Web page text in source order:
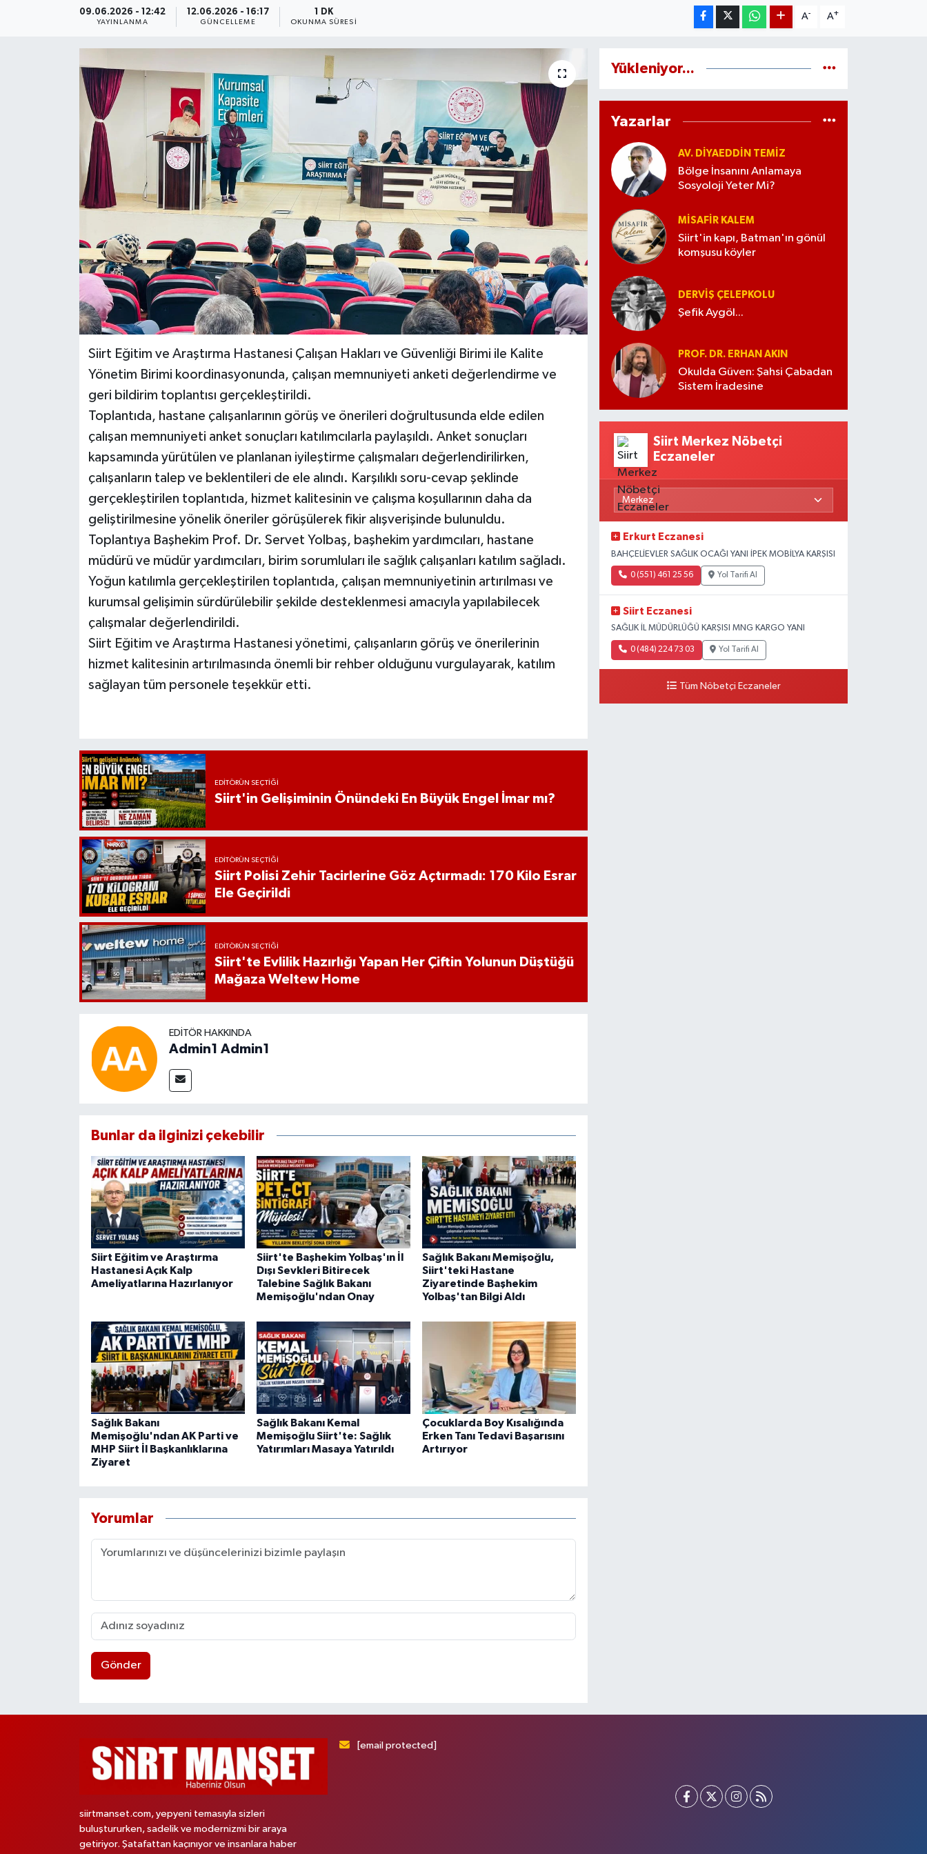
09.06.2026 - 12:42
YAYINLANMA
12.06.2026 - 16:17
GÜNCELLEME
1 DK
OKUNMA SÜRESI
A- A+
Siirt Eğitim ve Araştırma Hastanesi Çalışan Hakları ve Güvenliği Birimi ile Kalite
Yönetim Birimi koordinasyonunda, çalışan memnuniyeti anketi değerlendirme ve
geri bildirim toplantısı gerçekleştirildi.
Toplantıda, hastane çalışanlarının görüş ve önerileri doğrultusunda elde edilen
çalışan memnuniyeti anket sonuçları katılımcılarla paylaşıldı. Anket sonuçları
kapsamında yürütülen ve planlanan iyileştirme çalışmaları değerlendirilirken,
çalışanların talep ve beklentileri de ele alındı. Karşılıklı soru-cevap şeklinde
gerçekleştirilen toplantıda, hizmet kalitesinin ve çalışma koşullarının daha da
geliştirilmesine yönelik öneriler görüşülerek fikir alışverişinde bulunuldu.
Toplantıya Başhekim Prof. Dr. Servet Yolbaş, başhekim yardımcıları, hastane
müdürü ve müdür yardımcıları, birim sorumluları ile sağlık çalışanları katılım sağladı.
Yoğun katılımla gerçekleştirilen toplantıda, çalışan memnuniyetinin artırılması ve
kurumsal gelişimin sürdürülebilir şekilde desteklenmesi amacıyla yapılabilecek
çalışmalar değerlendirildi.
Siirt Eğitim ve Araştırma Hastanesi yönetimi, çalışanların görüş ve önerilerinin
hizmet kalitesinin artırılmasında önemli bir rehber olduğunu vurgulayarak, katılım
sağlayan tüm personele teşekkür etti.
EDITÖRÜN SEÇTIĞI
Siirt'in Gelişiminin Önündeki En Büyük Engel İmar mı?
EDITÖRÜN SEÇTIĞI
Siirt Polisi Zehir Tacirlerine Göz Açtırmadı: 170 Kilo Esrar
Ele Geçirildi
EDITÖRÜN SEÇTIĞI
Siirt'te Evlilik Hazırlığı Yapan Her Çiftin Yolunun Düştüğü
Mağaza Weltew Home
EDITÖR HAKKINDA
Admin1 Admin1
Bunlar da ilginizi çekebilir
Siirt Eğitim ve Araştırma
Hastanesi Açık Kalp
Ameliyatlarına Hazırlanıyor
Siirt'te Başhekim Yolbaş'ın İl
Dışı Sevkleri Bitirecek
Talebine Sağlık Bakanı
Memişoğlu'ndan Onay
Sağlık Bakanı Memişoğlu,
Siirt'teki Hastane
Ziyaretinde Başhekim
Yolbaş'tan Bilgi Aldı
Sağlık Bakanı
Memişoğlu'ndan AK Parti ve
MHP Siirt İl Başkanlıklarına
Ziyaret
Sağlık Bakanı Kemal
Memişoğlu Siirt'te: Sağlık
Yatırımları Masaya Yatırıldı
Çocuklarda Boy Kısalığında
Erken Tanı Tedavi Başarısını
Artırıyor
Yorumlar
Gönder
Yükleniyor...
Yazarlar
AV. DIYAEDDIN TEMIZ
Bölge İnsanını Anlamaya
Sosyoloji Yeter Mi?
MISAFIR KALEM
Siirt'in kapı, Batman'ın gönül
komşusu köyler
DERVIŞ ÇELEPKOLU
Şefik Aygöl...
PROF. DR. ERHAN AKIN
Okulda Güven: Şahsi Çabadan
Sistem İradesine
Siirt Merkez Nöbetçi
Eczaneler
Erkurt Eczanesi
BAHÇELİEVLER SAĞLIK OCAĞI YANI İPEK MOBİLYA KARŞISI
0 (551) 461 25 56 Yol Tarifi Al
Siirt Eczanesi
SAĞLIK İL MÜDÜRLÜĞÜ KARŞISI MNG KARGO YANI
0 (484) 224 73 03 Yol Tarifi Al
Tüm Nöbetçi Eczaneler
siirtmanset.com, yepyeni temasıyla sizleri
buluştururken, sadelik ve modernizmi bir araya
getiriyor. Şatafattan kaçınıyor ve insanlara haber
[email protected]